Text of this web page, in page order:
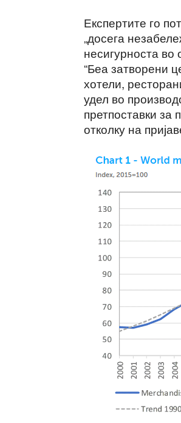
Експертите го
„досега
несигурноста во
“Беа затворени
хотели,
удел во
претпоставки за
отколку на